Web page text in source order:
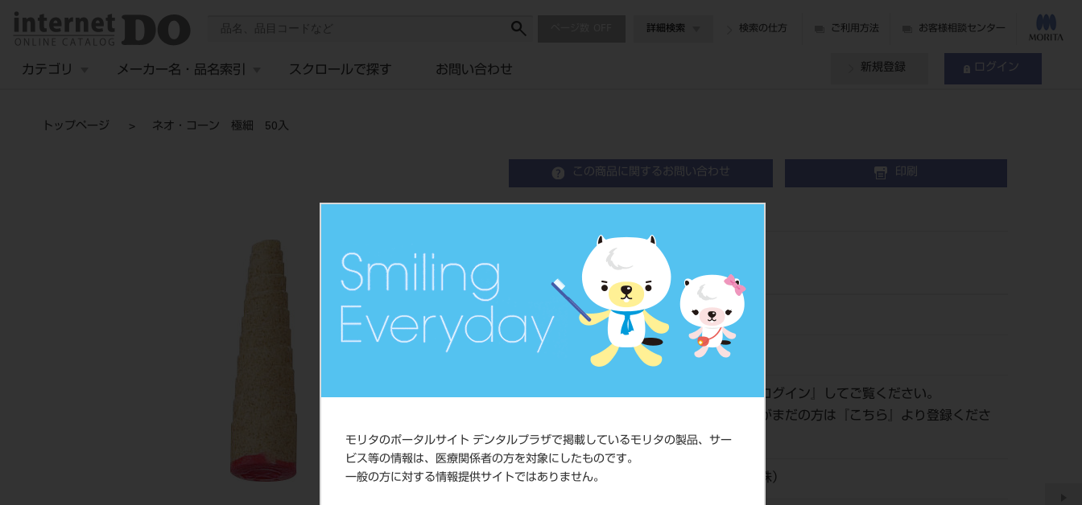
モリタのポータルサイト デンタルプラザで掲載しているモリタの製品、サー
ビス等の情報は、医療関係者の方を対象にしたものです。
一般の方に対する情報提供サイトではありません。
詳細検索 検索の仕方 ご利用方法 お客様相談センター
カテゴリ メーカー名・品名索引 スクロールで探す お問い合わせ 新規登録 ログイン
トップページ ネオ・コーン 極細 50入
この商品に関するお問い合わせ 印刷
歯科用研磨器材
品目コード 201180175XF
JAN/EANコード 4571297030040
価格の確認は『ログイン 』してご覧ください。
ネット会員登録がまだの方は『
こちら
』より登録くださ
い。
メーカー 大木化学工業（株）